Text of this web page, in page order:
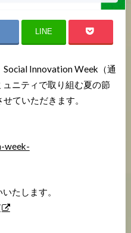
LINE
Innovation Week（通
ニティで取り組む夏の節
ていただきます。
week-
たします。